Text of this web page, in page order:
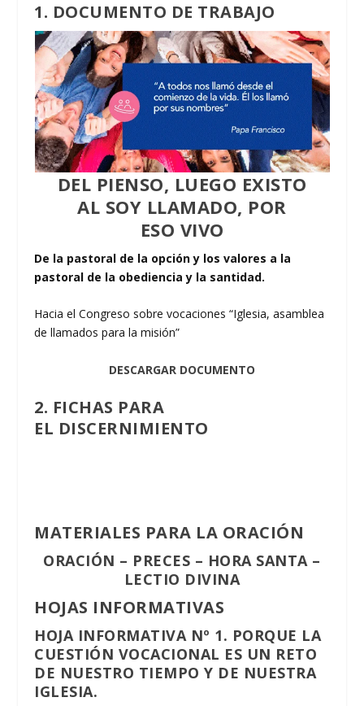
1. DOCUMENTO DE TRABAJO
DEL PIENSO, LUEGO EXISTO
AL SOY LLAMADO, POR
ESO VIVO
De la pastoral de la opción y los valores a la
pastoral de la obediencia y la santidad.
Hacia el Congreso sobre vocaciones “Iglesia, asamblea
de llamados para la misión”
DESCARGAR DOCUMENTO
2. FICHAS PARA
EL DISCERNIMIENTO
MATERIALES PARA LA ORACIÓN
ORACIÓN – PRECES – HORA SANTA–
LECTIO DIVINA
HOJAS INFORMATIVAS
HOJA INFORMATIVA Nº 1. PORQUE LA
CUESTIÓN VOCACIONAL ES UN RETO
DE NUESTRO TIEMPO Y DE NUESTRA
IGLESIA.